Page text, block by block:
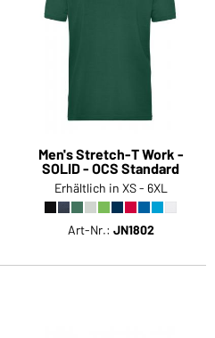
Men's Stretch-T Work -
SOLID - OCS Standard
Erhältlich in XS - 6XL
Art-Nr.: JN1802